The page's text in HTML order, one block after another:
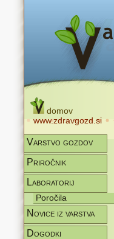
domov
www.zdravgozd.si
Varstvo gozdov
Priročnik
Laboratorij
Poročila
Novice iz varstva
Dogodki